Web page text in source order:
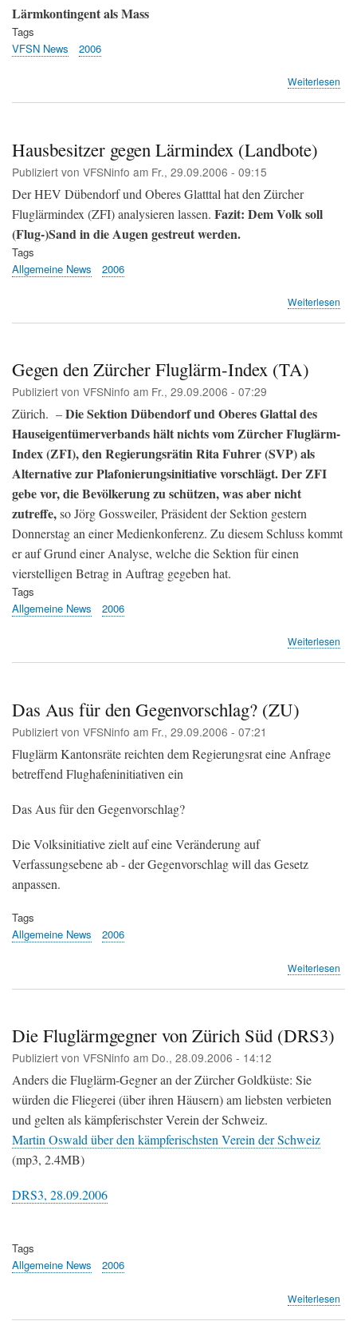
Lärmkontingent als Mass
Tags
VFSN News
2006
Weiterlesen
Hausbesitzer gegen Lärmindex (Landbote)
Publiziert von VFSNinfo am Fr., 29.09.2006 - 09:15
Der HEV Dübendorf und Oberes Glatttal hat den Zürcher
Fluglärmindex (ZFI) analysieren lassen. Fazit: Dem Volk soll
(Flug-)Sand in die Augen gestreut werden.
Tags
Allgemeine News
2006
Weiterlesen
Gegen den Zürcher Fluglärm-Index (TA)
Publiziert von VFSNinfo am Fr., 29.09.2006 - 07:29
Zürich. –Die Sektion Dübendorf und Oberes Glattal des
Hauseigentümerverbands hält nichts vom Zürcher Fluglärm-
Index (ZFI), den Regierungsrätin Rita Fuhrer (SVP) als
Alternative zur Plafonierungsinitiative vorschlägt. Der ZFI
gebe vor, die Bevölkerung zu schützen, was aber nicht
zutreffe,so Jörg Gossweiler, Präsident der Sektion gestern
Donnerstag an einer Medienkonferenz. Zu diesem Schluss kommt
er auf Grund einer Analyse, welche die Sektion für einen
vierstelligen Betrag in Auftrag gegeben hat.
Tags
Allgemeine News
2006
Weiterlesen
Das Aus für den Gegenvorschlag? (ZU)
Publiziert von VFSNinfo am Fr., 29.09.2006 - 07:21
Fluglärm Kantonsräte reichten dem Regierungsrat eine Anfrage
betreffend Flughafeninitiativen ein
Das Aus für den Gegenvorschlag?
Die Volksinitiative zielt auf eine Veränderung auf
Verfassungsebene ab - der Gegenvorschlag will das Gesetz
anpassen.
Tags
Allgemeine News
2006
Weiterlesen
Die Fluglärmgegner von Zürich Süd (DRS3)
Publiziert von VFSNinfo am Do., 28.09.2006 - 14:12
Anders die Fluglärm-Gegner an der Zürcher Goldküste: Sie
würden die Fliegerei (über ihren Häusern) am liebsten verbieten
und gelten als kämpferischster Verein der Schweiz.
Martin Oswald über den kämpferischsten Verein der Schweiz
(mp3, 2.4MB)
DRS3, 28.09.2006
Tags
Allgemeine News
2006
Weiterlesen